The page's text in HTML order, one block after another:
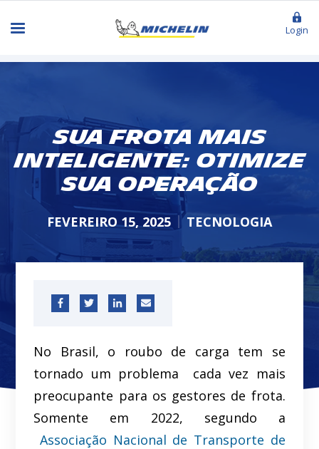
Login
Sua Frota Mais
Inteligente: Otimize
sua Operação
FEVEREIRO 15, 2025 TECNOLOGIA
No Brasil, o roubo de carga tem se
tornado um problema cada vez mais
preocupante para os gestores de frota.
Somente em 2022, segundo a
Associação Nacional de Transporte de